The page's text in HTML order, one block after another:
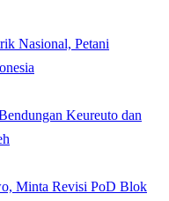
Nasional, Petani
Keureuto dan
Minta Revisi PoD Blok